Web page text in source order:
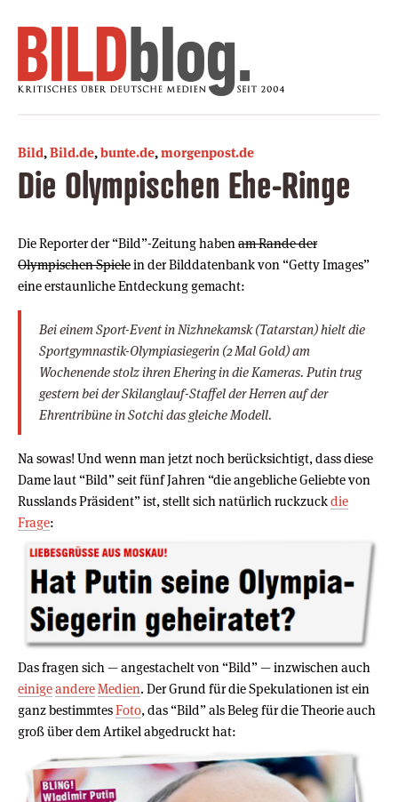
Bild,Bild.de,bunte.de,morgenpost.de
Die Olympischen Ehe-Ringe
Die Reporter der “Bild”-Zeitung haben am Rande der
Olympischen Spielein der Bilddatenbank von “Getty Images”
eine erstaunliche Entdeckung gemacht:
Bei einem Sport-Event in Nizhnekamsk (Tatarstan) hielt die
Sportgymnastik-Olympiasiegerin (2 Mal Gold) am
Wochenende stolz ihren Ehering in die Kameras. Putin trug
gestern bei der Skilanglauf-Staffel der Herren auf der
Ehrentribüne in Sotchi das gleiche Modell.​
Na sowas! Und wenn man jetzt noch berücksichtigt, dass diese
Dame laut “Bild” seit fünf Jahren “die angebliche Geliebte von
Russlands Präsident” ist, stellt sich natürlich ruckzuckdie
Frage:
Das fragen sich — angestachelt von “Bild” — inzwischen auch
einigeandereMedien. Der Grund für die Spekulationen ist ein
ganz bestimmtesFoto, das “Bild” als Beleg für die Theorie auch
groß über dem Artikel abgedruckt hat: